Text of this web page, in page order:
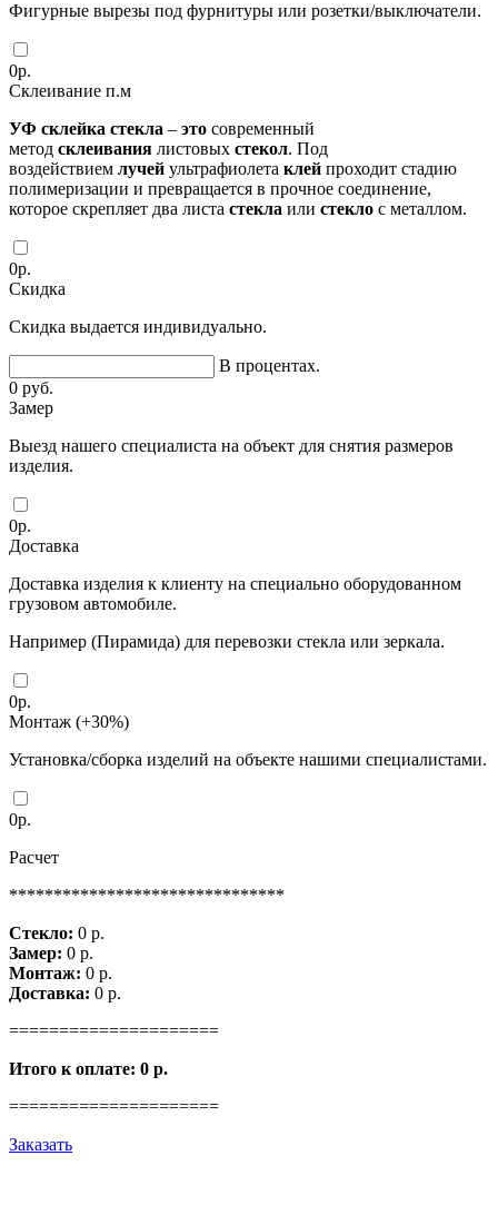
Фигурные вырезы под фурнитуры или розетки/выключатели.
0р.
Склеивание п.м
УФ склейка стекла – это современный
метод склеивания листовых стекол. Под
воздействием лучей ультрафиолета клей проходит стадию
полимеризации и превращается в прочное соединение,
которое скрепляет два листа стекла или стекло с металлом.
0р.
Скидка
Скидка выдается индивидуально.
В процентах.
0 руб.
Замер
Выезд нашего специалиста на объект для снятия размеров
изделия.
0р.
Доставка
Доставка изделия к клиенту на специально оборудованном
грузовом автомобиле.
Например (Пирамида) для перевозки стекла или зеркала.
0р.
Монтаж (+30%)
Установка/сборка изделий на объекте нашими специалистами.
0р.
Расчет
*******************************
Стекло: 0 р.
Замер: 0 р.
Монтаж: 0 р.
Доставка: 0 р.
=====================
Итого к оплате: 0 р.
=====================
Заказать